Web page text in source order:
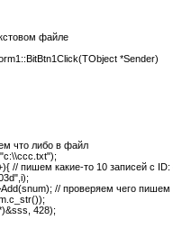
файле
*Sender)
что либо в файл
// пишем какие-то 10 записей с ID:
// проверяем чего пишем
428);